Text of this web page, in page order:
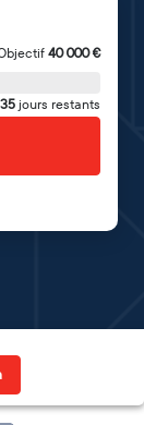
40 000€
jours restants